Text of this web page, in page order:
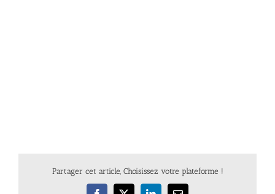
Partager cet article, Choisissez votre plateforme !